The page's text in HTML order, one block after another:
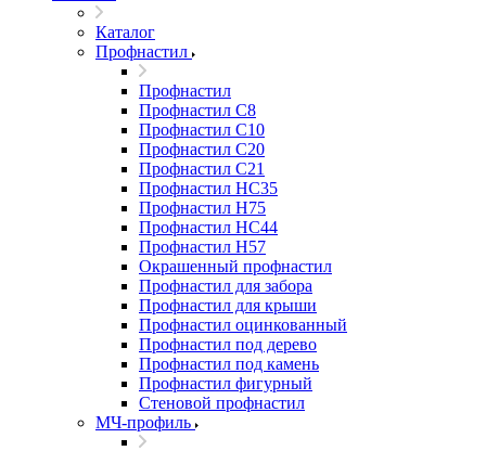
Каталог
Профнастил
Профнастил
Профнастил С8
Профнастил С10
Профнастил С20
Профнастил С21
Профнастил НС35
Профнастил Н75
Профнастил HC44
Профнастил Н57
Окрашенный профнастил
Профнастил для забора
Профнастил для крыши
Профнастил оцинкованный
Профнастил под дерево
Профнастил под камень
Профнастил фигурный
Стеновой профнастил
МЧ-профиль